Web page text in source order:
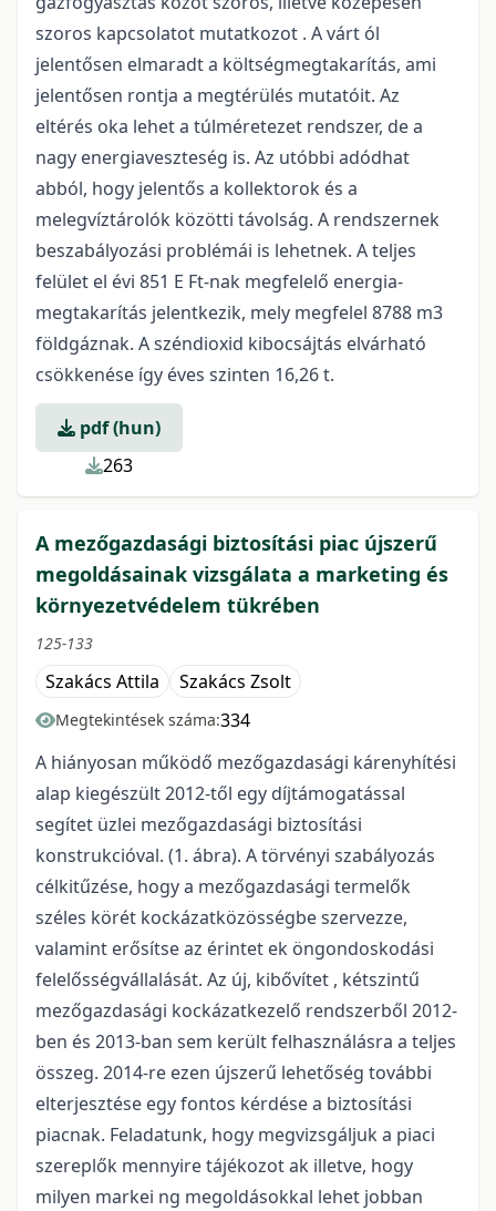
szoros kapcsolatot mutatkozot . A várt ól
jelentősen elmaradt a költségmegtakarítás, ami
jelentősen rontja a megtérülés mutatóit. Az
eltérés oka lehet a túlméretezet rendszer, de a
nagy energiaveszteség is. Az utóbbi adódhat
abból, hogy jelentős a kollektorok és a
melegvíztárolók közötti távolság. A rendszernek
beszabályozási problémái is lehetnek. A teljes
felület el évi 851 E Ft-nak megfelelő energia-
megtakarítás jelentkezik, mely megfelel 8788 m3
földgáznak. A széndioxid kibocsájtás elvárható
csökkenése így éves szinten 16,26 t.
pdf (hun)
263
A mezőgazdasági biztosítási piac újszerű
megoldásainak vizsgálata a marketing és
környezetvédelem tükrében
125-133
Szakács Attila Szakács Zsolt
Megtekintések száma:334
A hiányosan működő mezőgazdasági kárenyhítési
alap kiegészült 2012-től egy díjtámogatással
segítet üzlei mezőgazdasági biztosítási
konstrukcióval. (1. ábra). A törvényi szabályozás
célkitűzése, hogy a mezőgazdasági termelők
széles körét kockázatközösségbe szervezze,
valamint erősítse az érintet ek öngondoskodási
felelősségvállalását. Az új, kibővítet , kétszintű
mezőgazdasági kockázatkezelő rendszerből 2012-
ben és 2013-ban sem került felhasználásra a teljes
összeg. 2014-re ezen újszerű lehetőség további
elterjesztése egy fontos kérdése a biztosítási
piacnak. Feladatunk, hogy megvizsgáljuk a piaci
szereplők mennyire tájékozot ak illetve, hogy
milyen markei ng megoldásokkal lehet jobban